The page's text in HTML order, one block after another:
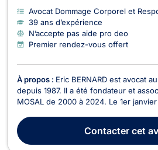
Avocat Dommage Corporel et
39 ans d’expérience
N’accepte pas aide pro deo
Premier rendez-vous offert
À propos : Eric BERNARD est avocat
depuis 1987. Il a été fondateur et
MOSAL de 2000 à 2024. Le 1er
WWW.AVOCATS-JAK.BE Il est
depuis 1994, d’abord à la Justice de
Contactercet